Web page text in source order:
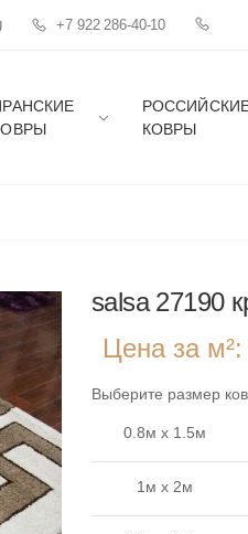
+7 922 286-40-10
КОВРЫ
salsa 27190
Цена за м²:
Выберите размер
0.8м x 1.5м
1м x 2м